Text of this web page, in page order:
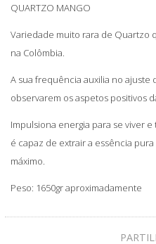
QUARTZO MANGO
Variedade muito rara de
na Colômbia.
A sua frequência auxilia no ajuste
observarem os aspetos positivos
Impulsiona energia para se viver
é capaz de extrair a essência
máximo.
Peso: 1650gr aproximadamente